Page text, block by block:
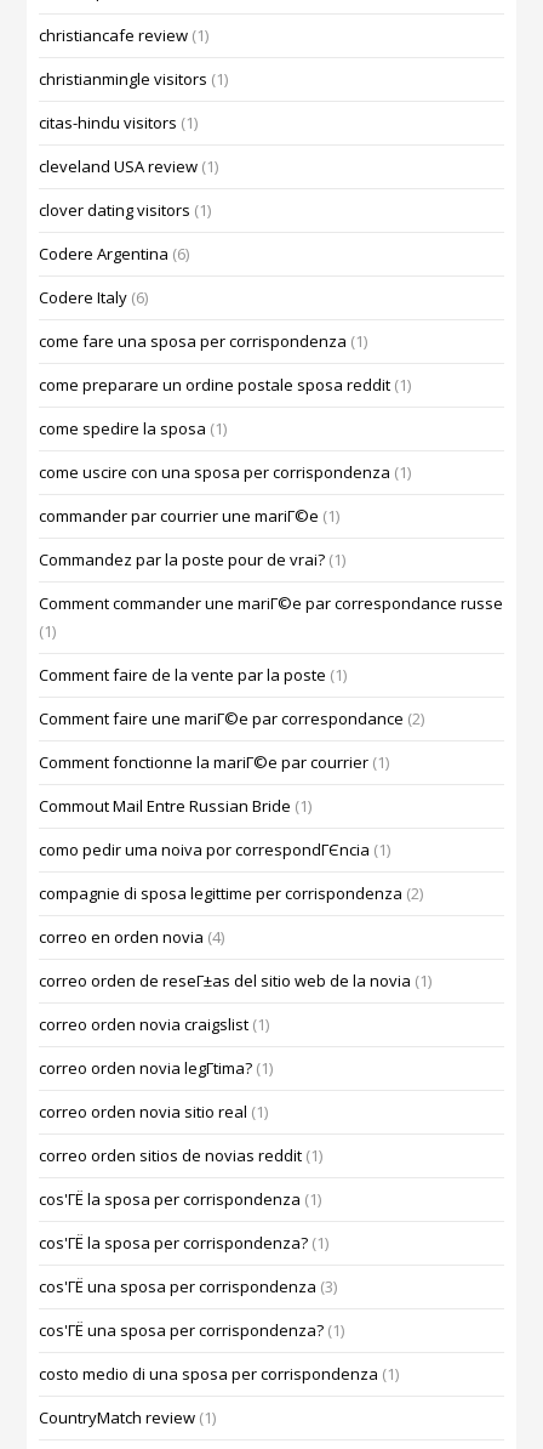
christiancafe review (1)
christianmingle visitors (1)
citas-hindu visitors (1)
cleveland USA review (1)
clover dating visitors (1)
Codere Argentina (6)
Codere Italy (6)
come fare una sposa per corrispondenza (1)
come preparare un ordine postale sposa reddit (1)
come spedire la sposa (1)
come uscire con una sposa per corrispondenza (1)
commander par courrier une mariГ©e (1)
Commandez par la poste pour de vrai? (1)
Comment commander une mariГ©e par correspondance russe
(1)
Comment faire de la vente par la poste (1)
Comment faire une mariГ©e par correspondance (2)
Comment fonctionne la mariГ©e par courrier (1)
Commout Mail Entre Russian Bride (1)
como pedir uma noiva por correspondГЄncia (1)
compagnie di sposa legittime per corrispondenza (2)
correo en orden novia (4)
correo orden de reseГ±as del sitio web de la novia (1)
correo orden novia craigslist (1)
correo orden novia legГ­tima? (1)
correo orden novia sitio real (1)
correo orden sitios de novias reddit (1)
cos'ГЁ la sposa per corrispondenza (1)
cos'ГЁ la sposa per corrispondenza? (1)
cos'ГЁ una sposa per corrispondenza (3)
cos'ГЁ una sposa per corrispondenza? (1)
costo medio di una sposa per corrispondenza (1)
CountryMatch review (1)